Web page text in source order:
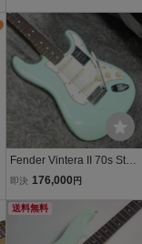
c Blue エレキギター
Fender Vintera II 70s Strat
ocaster RWSurf Green
即決 176,000 円
送料無料